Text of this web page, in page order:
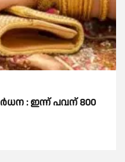
: ഇന്ന് പവന് 800